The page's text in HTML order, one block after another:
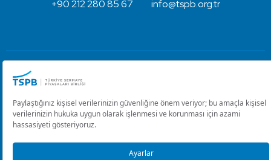
+90 212 280 85 67
info@tspb.org.tr
Kullanım Koşulları ve Gizlilik
Çerez Ayarlarını Düzenle